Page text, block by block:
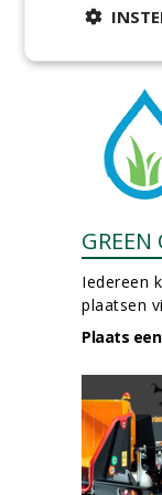
Iedereen
plaatsen
Plaats